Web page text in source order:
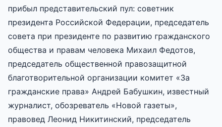
прибыл представительский пул: советник
президента Российской Федерации, председатель
совета при президенте по развитию гражданского
общества и правам человека Михаил Федотов,
председатель общественной правозащитной
благотворительной организации комитет «За
гражданские права» Андрей Бабушкин, известный
журналист, обозреватель «Новой газеты»,
правовед Леонид Никитинский, председатель